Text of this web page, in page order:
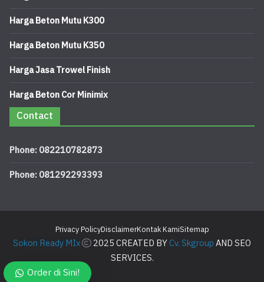
Harga Beton Mutu K300
Harga Beton Mutu K350
Harga Jasa Trowel Finish
Harga Beton Cor Minimix
Contact
Phone: 082210782873
Phone: 081292293393
Privacy PolicyDisclaimerKontak KamiSitemap
Sokon Ready MIx 2025 CREATED BYCv. SkgroupAND SEO
SERVICES.
Order di Sini!